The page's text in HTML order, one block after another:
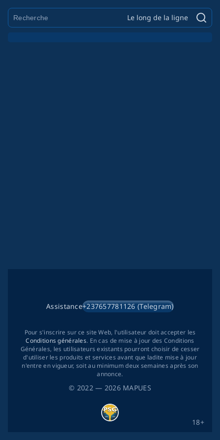
Le long de la ligne
© 2022— 2026 MAPUES
Assistance+237657781126 (Telegram)
18+
Pour s'inscrire sur ce site Web, l'utilisateur doit accepter les
Conditions générales. En cas de mise à jour des Conditions
Générales, les utilisateurs existants pourront choisir de cesser
d'utiliser les produits et services avant que ladite mise à jour
n'entre en vigueur, soit au minimum deux semaines après son
annonce.